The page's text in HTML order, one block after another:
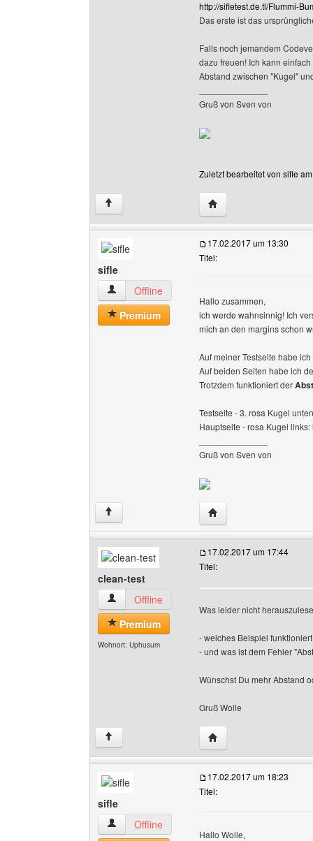
http://sifletest.de.tl/Flummi-
Das erste ist das
Falls noch jemandem
dazu freuen! Ich kann
Abstand zwischen "Kugel"
Gruß von Sven von
Zuletzt bearbeitet von sifle
↑ Website dieses
sifle
sifle Benutzer-Profile anzeigen
Offline
Premium
17.02.2017 um 13:30
Titel:
Hallo zusammen,
ich werde wahnsinnig! Ich
mich an den margins schon
Auf meiner Testseite habe
Auf beiden Seiten habe ich
Trotzdem funktioniert der
Testseite - 3. rosa Kugel
Hauptseite - rosa Kugel links:
Gruß von Sven von
↑ Website dieses
clean-test
clean-test Benutzer-Profile anzeigen
Offline
Premium
Wohnort: Uphusum
17.02.2017 um 17:44
Titel:
Was leider nicht
- welches Beispiel
- und was ist dem Fehler
Wünschst Du mehr Abstand
Gruß Wolle
↑ Website dieses
sifle
sifle Benutzer-Profile anzeigen
Offline
17.02.2017 um 18:23
Titel:
Hallo Wolle,